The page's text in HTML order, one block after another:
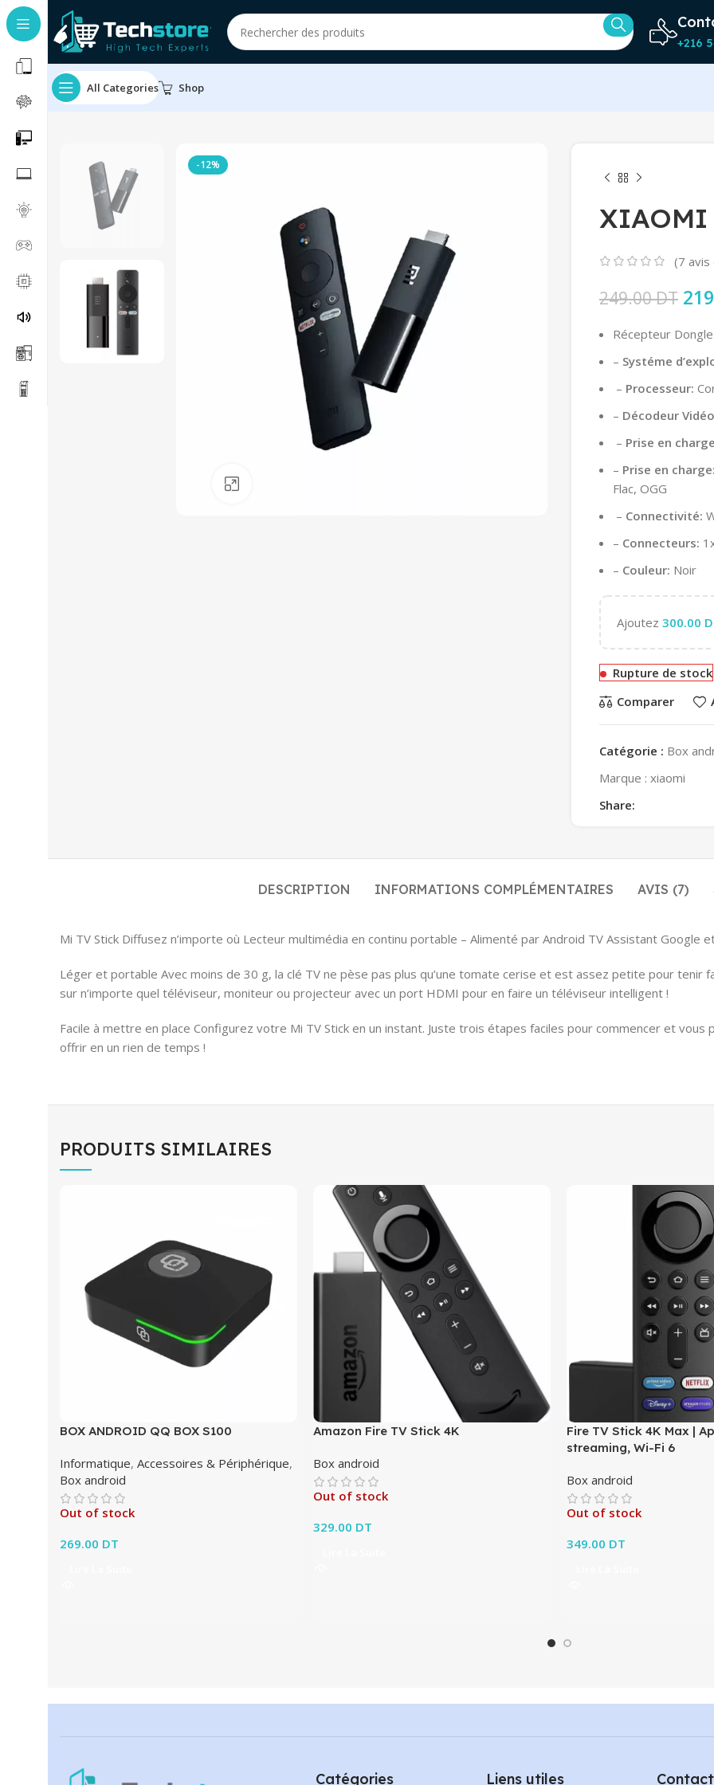
+216
All Categories Shop
-12%
XIAOMI
(7 avis
249.00DT Le
Récepteur
– Systéme
– Processeur:
– Décodeur
– Prise en
– Prise en
Flac, OGG
– Connectivité:
– Connecteurs:
– Couleur: Noir
Ajoutez 300.00
Rupture de stock
Comparer
Catégorie : Box
Marque : xiaomi
Share:
DESCRIPTION INFORMATIONS COMPLÉMENTAIRES AVIS (7)
Mi TV Stick Diffusez n’importe où Lecteur multimédia en continu portable – Alimenté par Android TV Assistant Google
Léger et portable Avec moins de 30 g, la clé TV ne pèse pas plus qu’une tomate cerise et est assez petite pour tenir
sur n’importe quel téléviseur, moniteur ou projecteur avec un port HDMI pour en faire un téléviseur intelligent !
Facile à mettre en place Configurez votre Mi TV Stick en un instant. Juste trois étapes faciles pour commencer et
offrir en un rien de temps !
PRODUITS SIMILAIRES
BOX ANDROID QQ BOX S100
Informatique, Accessoires & Périphérique,
Box android
Out of stock
269.00 DT
Amazon Fire TV Stick 4K
Box android
Out of stock
329.00 DT
Fire TV Stick 4K Max |
streaming, Wi-Fi 6
Box android
Out of stock
349.00 DT
Catégories Liens utiles